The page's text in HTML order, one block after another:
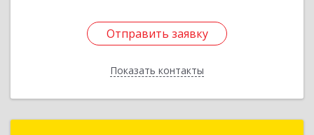
Отправить заявку
Показать контакты
Отправить заявку
Назад